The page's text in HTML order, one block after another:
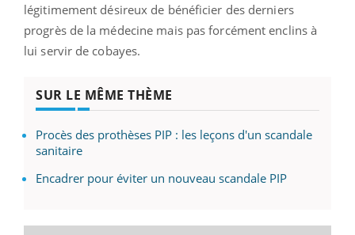
légitimement désireux de bénéficier des derniers
progrès de la médecine mais pas forcément enclins à
lui servir de cobayes.
SUR LE MÊME THÈME
Procès des prothèses PIP : les leçons d'un scandale
sanitaire
Encadrer pour éviter un nouveau scandale PIP